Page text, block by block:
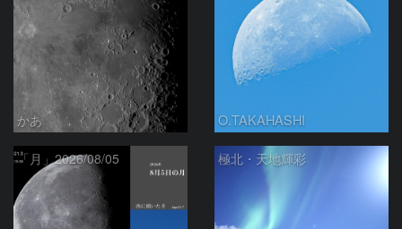
かあ O.TAKAHASHI
「月」2026/08/05 極北・天地輝彩